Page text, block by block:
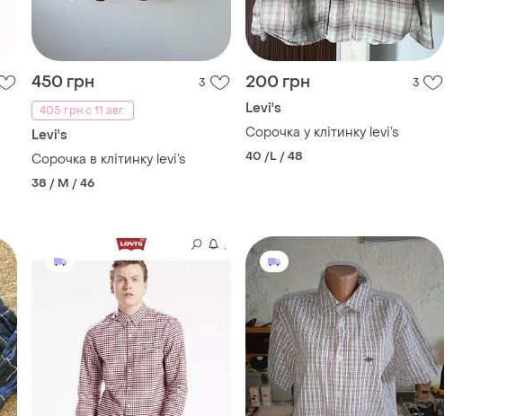
450 грн
3
405 грн с 11 авг.
Levi's
Сорочка в клітинку levi’s
38 / M / 46
200 грн 3
Levi's
Сорочка у клітинку levi’s
40 /L / 48